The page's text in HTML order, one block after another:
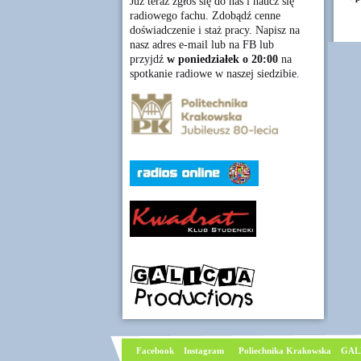
radiowego fachu. Zdobądź cenne
doświadczenie i staż pracy. Napisz na
nasz adres e-mail lub na FB lub
przyjdź w poniedziałek o 20:00na
spotkanie radiowe w naszej siedzibie.
Facebook Instagram Poliechnika Krakowska